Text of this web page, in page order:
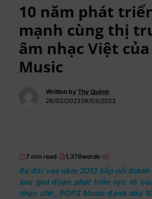
10 năm phát
mạnh cùng thị
âm nhạc Việt của
Music
Written byThy Quỳnh
29/03/202329/03/2023
7 min read 1,378words
Ra đời vào năm 2013 tiếp nối thành
sau giai đoạn phát triển rực rỡ
nhạc chờ, POPS Music đánh dấu